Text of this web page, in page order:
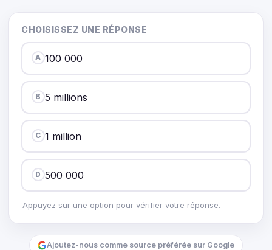
CHOISISSEZ UNE RÉPONSE
A 100 000
B 5 millions
C 1 million
D 500 000
Appuyez sur une option pour vérifier votre réponse.
Ajoutez-nous comme source préférée sur Google